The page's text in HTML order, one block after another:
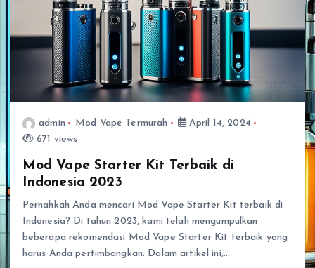
admin Mod Vape Termurah
April 14, 2024
671 views
Mod Vape Starter Kit Terbaik di
Indonesia 2023
Pernahkah Anda mencari Mod Vape Starter Kit terbaik di
Indonesia? Di tahun 2023, kami telah mengumpulkan
beberapa rekomendasi Mod Vape Starter Kit terbaik yang
harus Anda pertimbangkan. Dalam artikel ini,…